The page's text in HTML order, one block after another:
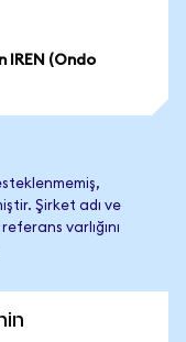
IREN (Ondo
Şirket adı ve
varlığını